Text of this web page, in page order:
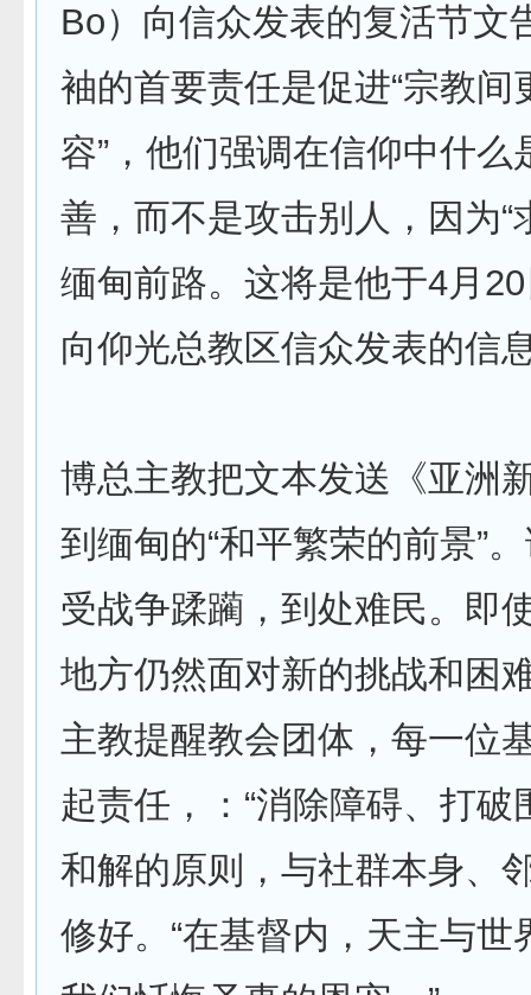
Bo）向信众发表的复活节文
袖的首要责任是促进“宗教间
容”，他们强调在信仰中什么
善，而不是攻击别人，因为“
缅甸前路。这将是他于4月
向仰光总教区信众发表的信
博总主教把文本发送《亚洲
到缅甸的“和平繁荣的前景”
受战争蹂躏，到处难民。即
地方仍然面对新的挑战和困
主教提醒教会团体，每一位
起责任，：“消除障碍、打破
和解的原则，与社群本身、
修好。“在基督内，天主与世